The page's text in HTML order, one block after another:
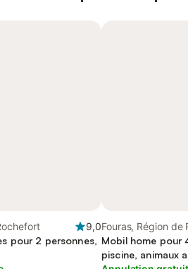
9,0
pour 2 personnes,
Fouras, Région de
Mobil home pour
piscine, animaux